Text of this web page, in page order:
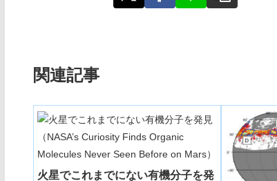
関連記事
火星でこれまでにない有機分子を発